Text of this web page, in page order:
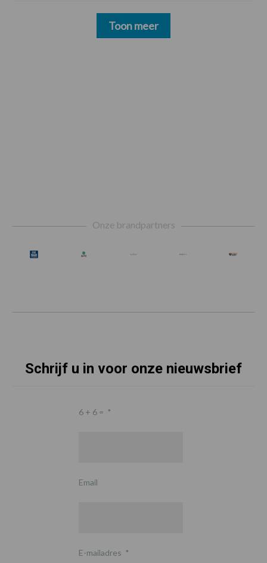
Toon meer
Onze brandpartners
Schrijf u in voor onze nieuwsbrief
6 + 6 = *
Email
E-mailadres *